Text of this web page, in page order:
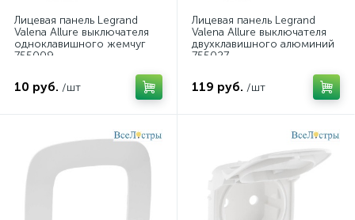
Лицевая панель Legrand
Valena Allure выключателя
одноклавишного жемчуг
755009
10 руб. /шт
Лицевая панель Legrand
Valena Allure выключателя
двухклавишного алюминий
755027
119 руб. /шт